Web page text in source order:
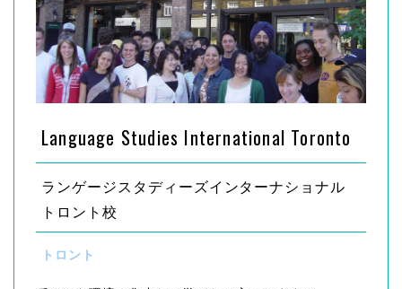
Language Studies International Toronto
ランゲージスタディーズインターナショナル
トロント校
トロント